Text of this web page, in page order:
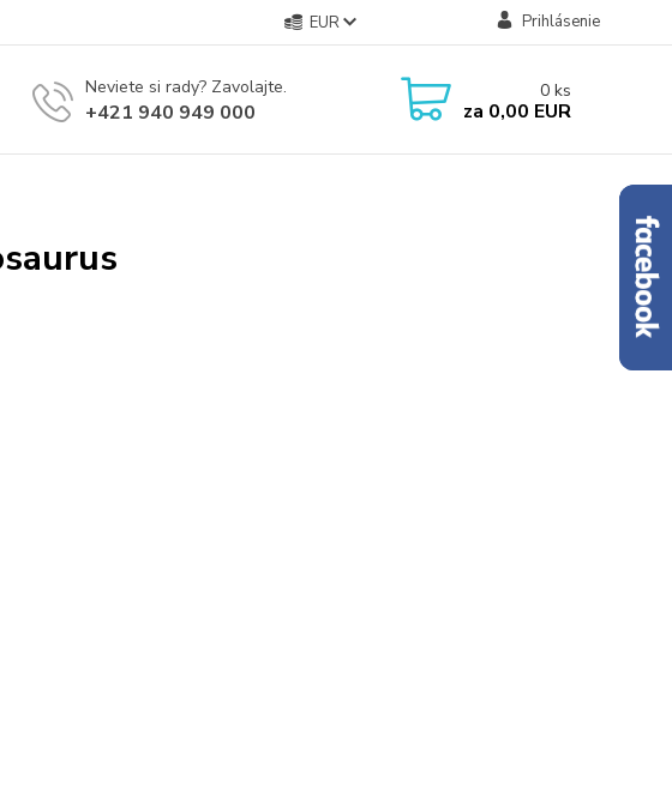
EUR Prihlásenie
Neviete si rady? Zavolajte.
+421 940 949 000
0 ks
za 0,00 EUR